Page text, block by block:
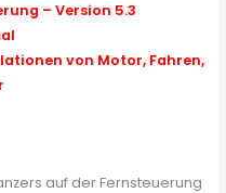
– Version 5.3
von Motor, Fahren,
auf der Fernsteuerung